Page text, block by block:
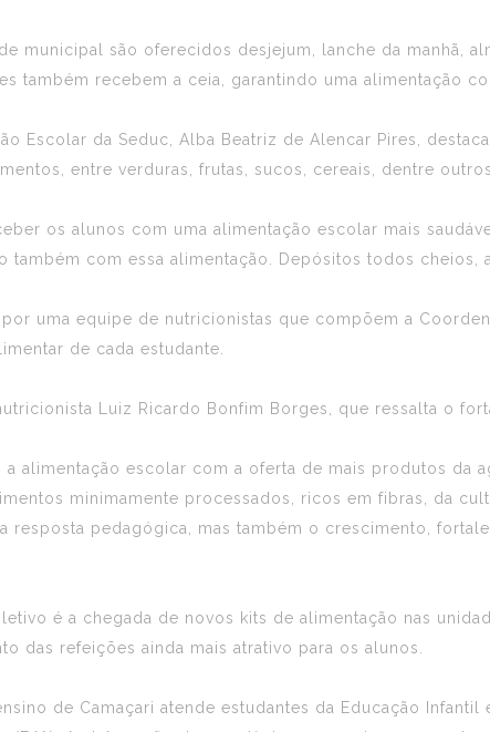
municipal são oferecidos desjejum, lanche da manhã,
também recebem a ceia, garantindo uma alimentação
Escolar da Seduc, Alba Beatriz de Alencar Pires,
entre verduras, frutas, sucos, cereais, dentre
os alunos com uma alimentação escolar mais
também com essa alimentação. Depósitos todos cheios,
uma equipe de nutricionistas que compõem a
de cada estudante.
Luiz Ricardo Bonfim Borges, que ressalta o
a alimentação escolar com a oferta de mais produtos da
minimamente processados, ricos em fibras, da
resposta pedagógica, mas também o crescimento,
é a chegada de novos kits de alimentação nas
das refeições ainda mais atrativo para os alunos.
de Camaçari atende estudantes da Educação